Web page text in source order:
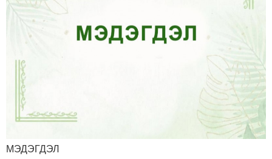
МЭДЭГДЭЛ